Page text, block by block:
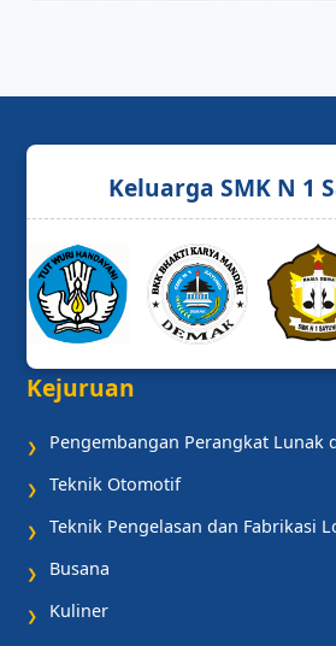
Keluarga SMK N 1
Kejuruan
❯ Pengembangan Perangkat Lunak
❯ Teknik Otomotif
❯ Teknik Pengelasan dan Fabrikasi
❯ Busana
❯ Kuliner